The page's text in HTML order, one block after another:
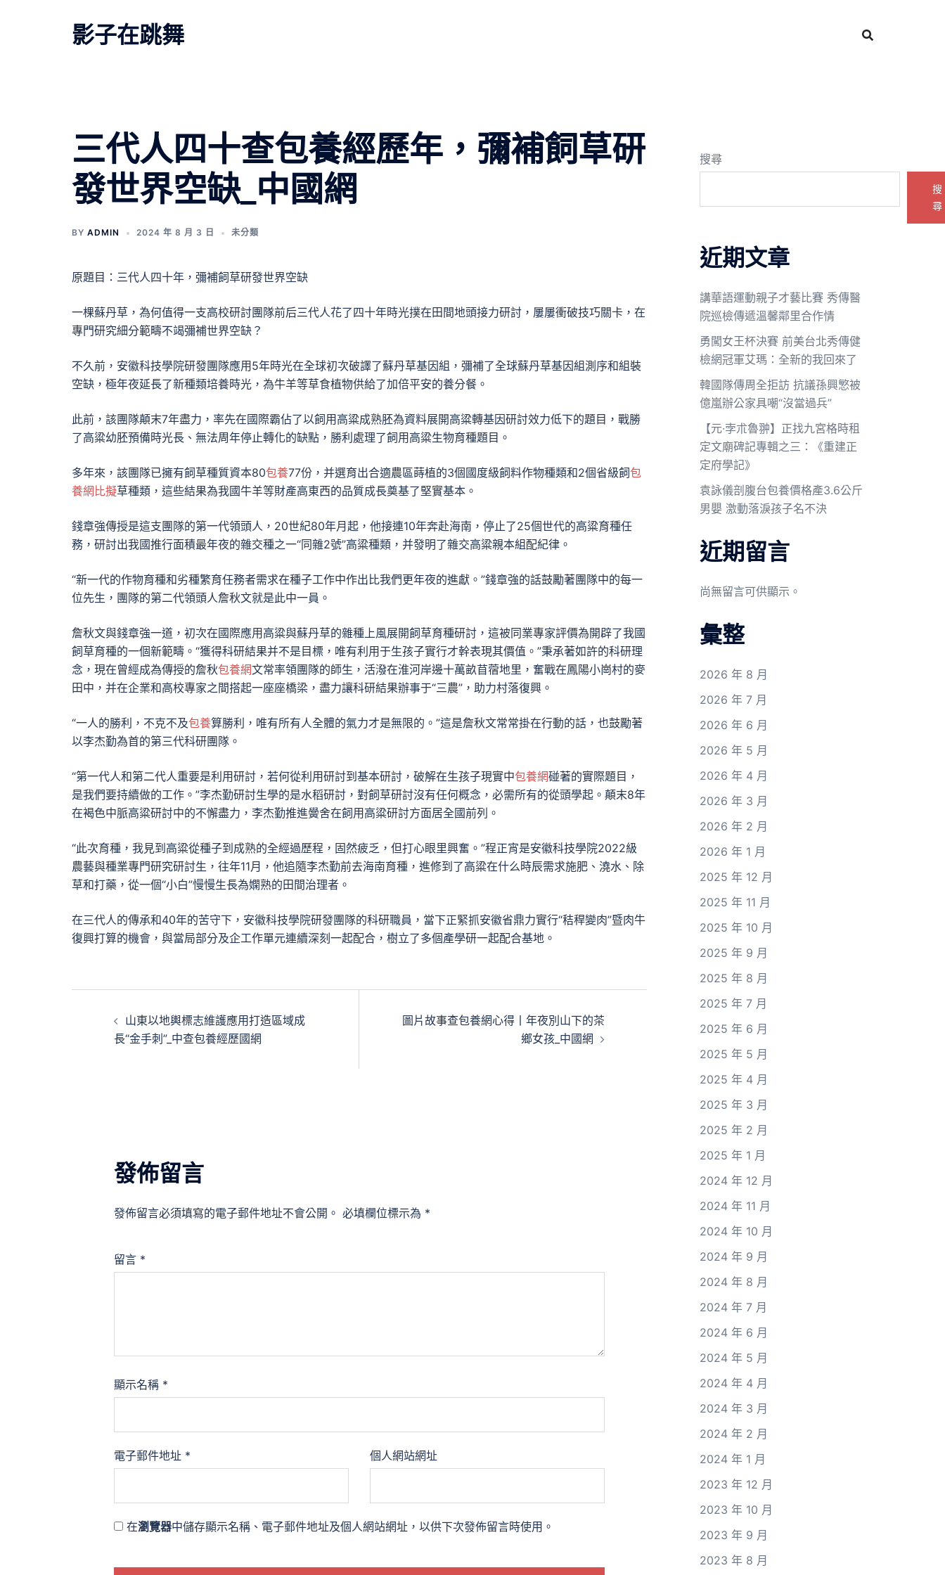
影子在跳舞
三代人四十查包養經歷年，彌補飼草研
發世界空缺_中國網
BY ADMIN 2024 年 8 月 3 日 未分類
原題目：三代人四十年，彌補飼草研發世界空缺
一棵蘇丹草，為何值得一支高校研討團隊前后三代人花了四十年時光撲在田間地頭接力研討，屢屢衝破技巧關卡，在
專門研究細分範疇不竭彌補世界空缺？
不久前，安徽科技學院研發團隊應用5年時光在全球初次破譯了蘇丹草基因組，彌補了全球蘇丹草基因組測序和組裝
空缺，極年夜延長了新種類培養時光，為牛羊等草食植物供給了加倍平安的養分餐。
此前，該團隊顛末7年盡力，率先在國際霸佔了以飼用高粱成熟胚為資料展開高粱轉基因研討效力低下的題目，戰勝
了高粱幼胚預備時光長、無法周年停止轉化的缺點，勝利處理了飼用高粱生物育種題目。
多年來，該團隊已擁有飼草種質資本80包養77份，并選育出合適農區蒔植的3個國度級飼料作物種類和2個省級飼包
養網比擬草種類，這些結果為我國牛羊等財產高東西的品質成長奠基了堅實基本。
錢章強傳授是這支團隊的第一代領頭人，20世紀80年月起，他接連10年奔赴海南，停止了25個世代的高粱育種任
務，研討出我國推行面積最年夜的雜交種之一“同雜2號”高粱種類，并發明了雜交高粱親本組配紀律。
“新一代的作物育種和劣種繁育任務者需求在種子工作中作出比我們更年夜的進獻。”錢章強的話鼓勵著團隊中的每一
位先生，團隊的第二代領頭人詹秋文就是此中一員。
詹秋文與錢章強一道，初次在國際應用高粱與蘇丹草的雜種上風展開飼草育種研討，這被同業專家評價為開辟了我國
飼草育種的一個新範疇。“獲得科研結果并不是目標，唯有利用于生孩子實行才幹表現其價值。”秉承著如許的科研理
念，現在曾經成為傳授的詹秋包養網文常率領團隊的師生，活潑在淮河岸邊十萬畝苜蓿地里，奮戰在鳳陽小崗村的麥
田中，并在企業和高校專家之間搭起一座座橋梁，盡力讓科研結果辦事于“三農”，助力村落復興。
“一人的勝利，不克不及包養算勝利，唯有所有人全體的氣力才是無限的。”這是詹秋文常常掛在行動的話，也鼓勵著
以李杰勤為首的第三代科研團隊。
“第一代人和第二代人重要是利用研討，若何從利用研討到基本研討，破解在生孩子現實中包養網碰著的實際題目，
是我們要持續做的工作。”李杰勤研討生學的是水稻研討，對飼草研討沒有任何概念，必需所有的從頭學起。顛末8年
在褐色中脈高粱研討中的不懈盡力，李杰勤推進黌舍在飼用高粱研討方面居全國前列。
“此次育種，我見到高粱從種子到成熟的全經過歷程，固然疲乏，但打心眼里興奮。”程正宵是安徽科技學院2022級
農藝與種業專門研究研討生，往年11月，他追隨李杰勤前去海南育種，進修到了高粱在什么時辰需求施肥、澆水、除
草和打藥，從一個“小白”慢慢生長為嫻熟的田間治理者。
在三代人的傳承和40年的苦守下，安徽科技學院研發團隊的科研職員，當下正緊抓安徽省鼎力實行“秸稈變肉”暨肉牛
復興打算的機會，與當局部分及企工作單元連續深刻一起配合，樹立了多個產學研一起配合基地。
山東以地輿標志維護應用打造區域成
長“金手刺”_中查包養經歷國網
圖片故事查包養網心得丨年夜別山下的茶
鄉女孩_中國網
發佈留言
發佈留言必須填寫的電子郵件地址不會公開。 必填欄位標示為 *
留言 *
顯示名稱 *
電子郵件地址 * 個人網站網址
在瀏覽器中儲存顯示名稱、電子郵件地址及個人網站網址，以供下次發佈留言時使用。
搜尋
搜
尋
近期文章
講華語運動親子才藝比賽 秀傳醫
院巡檢傳遞溫馨鄰里合作情
勇闖女王杯決賽 前美台北秀傳健
檢網冠軍艾瑪：全新的我回來了
韓國隊傳周全拒訪 抗議孫興慜被
億嵐辦公家具嘲“沒當過兵”
【元·孛朮魯翀】正找九宮格時租
定文廟碑記專輯之三：《重建正
定府學記》
袁詠儀剖腹台包養價格產3.6公斤
男嬰 激動落淚孩子名不決
近期留言
尚無留言可供顯示。
彙整
2026 年 8 月
2026 年 7 月
2026 年 6 月
2026 年 5 月
2026 年 4 月
2026 年 3 月
2026 年 2 月
2026 年 1 月
2025 年 12 月
2025 年 11 月
2025 年 10 月
2025 年 9 月
2025 年 8 月
2025 年 7 月
2025 年 6 月
2025 年 5 月
2025 年 4 月
2025 年 3 月
2025 年 2 月
2025 年 1 月
2024 年 12 月
2024 年 11 月
2024 年 10 月
2024 年 9 月
2024 年 8 月
2024 年 7 月
2024 年 6 月
2024 年 5 月
2024 年 4 月
2024 年 3 月
2024 年 2 月
2024 年 1 月
2023 年 12 月
2023 年 10 月
2023 年 9 月
2023 年 8 月